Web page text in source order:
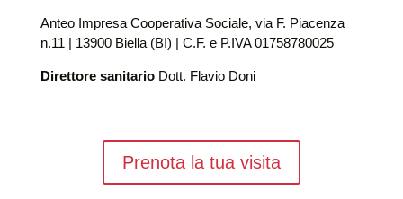
Anteo Impresa Cooperativa Sociale, via F. Piacenza
n.11 | 13900 Biella (BI) | C.F. e P.IVA 01758780025
Direttore sanitario Dott. Flavio Doni
Prenota la tua visita